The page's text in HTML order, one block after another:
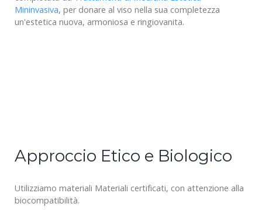
Mininvasiva, per donare al viso nella sua completezza
un'estetica nuova, armoniosa e ringiovanita.
Approccio Etico e Biologico
Utilizziamo materiali Materiali certificati, con attenzione alla
biocompatibilità.